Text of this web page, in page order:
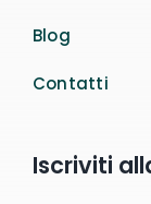
Blog
Contatti
Iscriviti